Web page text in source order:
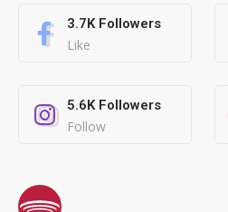
3.7K Followers
Like
5.6K Followers
Follow